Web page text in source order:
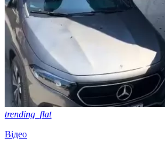
trending_flat
Відео